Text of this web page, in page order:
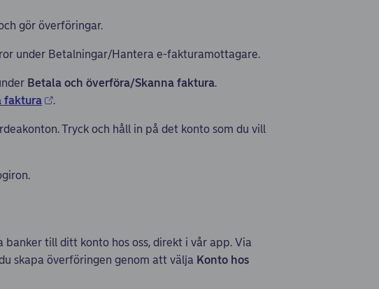
gör överföringar.
under Betalningar/Hantera e-fakturamottagare.
Betala och överföra/Skanna faktura.
faktura .
Tryck och håll in på det konto som du vill
till ditt konto hos oss, direkt i vår app. Via
skapa överföringen genom att välja Konto hos